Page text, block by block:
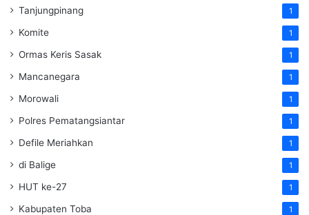
Tanjungpinang 1
Komite 1
Ormas Keris Sasak 1
Mancanegara 1
Morowali 1
Polres Pematangsiantar 1
Defile Meriahkan 1
di Balige 1
HUT ke-27 1
Kabupaten Toba 1